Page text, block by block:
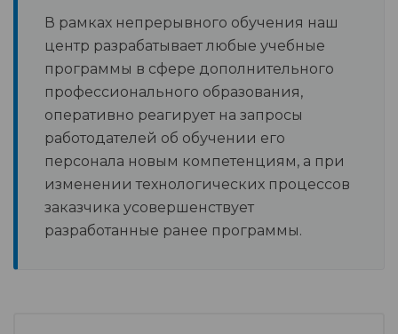
В рамках непрерывного обучения наш
центр разрабатывает любые учебные
программы в сфере дополнительного
профессионального образования,
оперативно реагирует на запросы
работодателей об обучении его
персонала новым компетенциям, а при
изменении технологических процессов
заказчика усовершенствует
разработанные ранее программы.